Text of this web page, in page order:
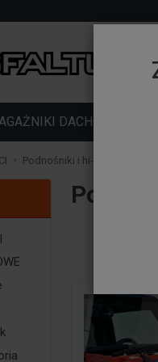
DACHOWE
Podnośniki i hi-lifty